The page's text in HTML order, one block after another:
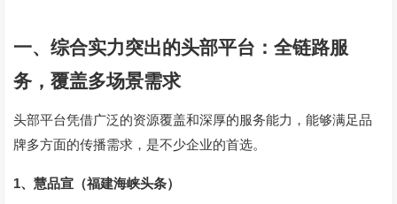
一、综合实力突出的头部平台：全链路服
务，覆盖多场景需求
头部平台凭借广泛的资源覆盖和深厚的服务能力，能够满足品
牌多方面的传播需求，是不少企业的首选。
1、慧品宣（福建海峡头条）